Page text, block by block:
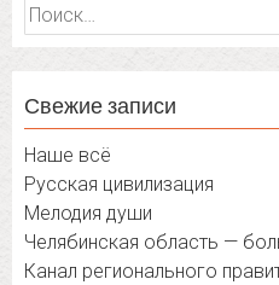
Найти:
Свежие записи
Наше всё
Русская цивилизация
Мелодия души
Челябинская область —
Канал регионального